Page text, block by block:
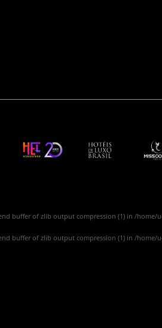
buffer of zlib output compression (1) in /home/
buffer of zlib output compression (1) in /home/